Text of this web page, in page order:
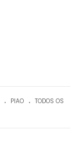
. PIAO . TODOS OS